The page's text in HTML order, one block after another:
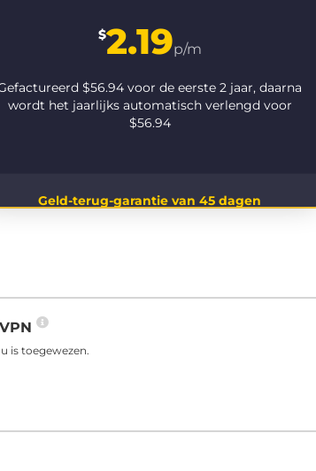
$2.19p/m
$56.94 voor de eerste 2 jaar, daarna
wordt het jaarlijks automatisch verlengd voor
$56.94
Geld-terug-garantie van 45 dagen
is toegewezen.